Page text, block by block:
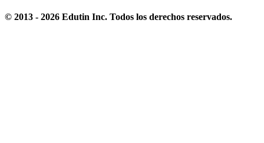
© 2013 - 2026 Edutin Inc. Todos los derechos reservados.